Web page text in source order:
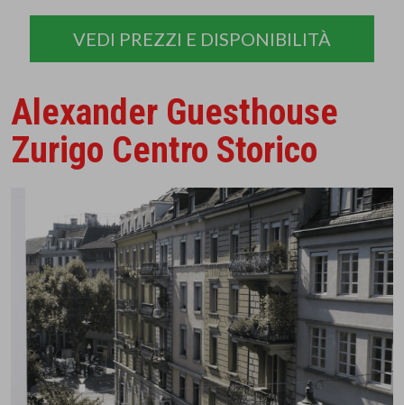
VEDI PREZZI E DISPONIBILITÀ
Alexander Guesthouse
Zurigo Centro Storico